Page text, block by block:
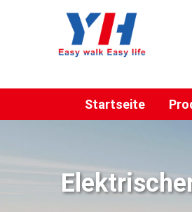
Startseite